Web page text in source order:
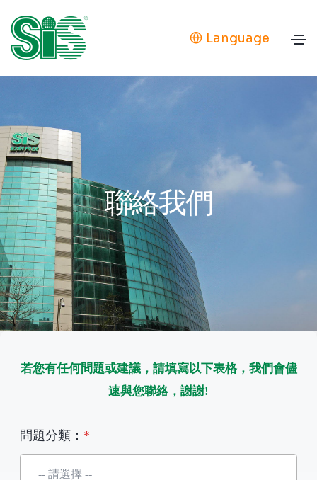
Language
聯絡我們
若您有任何問題或建議，請填寫以下表格，我們會儘
速與您聯絡，謝謝!
問題分類： *